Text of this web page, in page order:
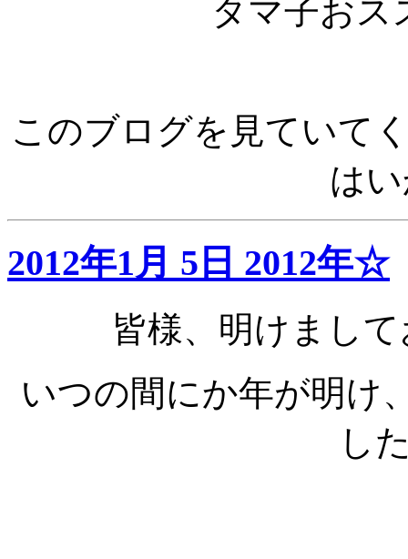
タマ子おス
このブログを見ていて
は
2012年1月 5日 2012年☆
皆様、明けまし
いつの間にか年が明け
し